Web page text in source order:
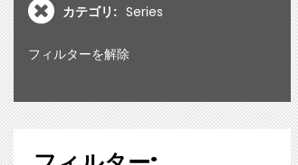
カテゴリ: Series
フィルターを解除